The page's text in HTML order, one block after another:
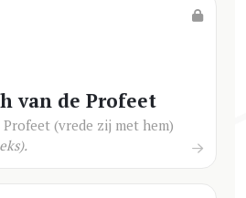
van de Profeet
(vrede zij met hem)